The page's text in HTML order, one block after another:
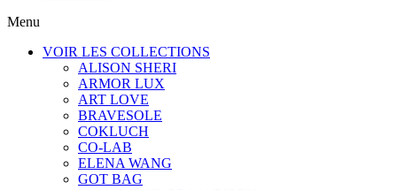
Menu
VOIR LES COLLECTIONS
ALISON SHERI
ARMOR LUX
ART LOVE
BRAVESOLE
COKLUCH
CO-LAB
ELENA WANG
GOT BAG